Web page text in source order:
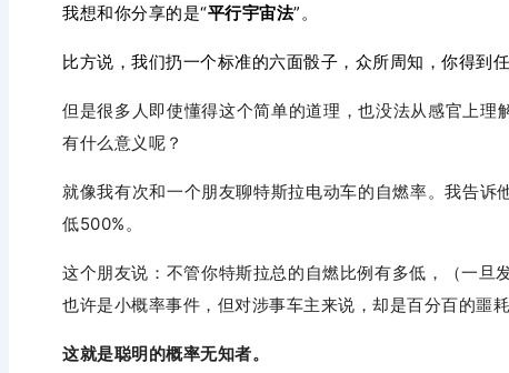
我想和你分享的是“平行宇宙法”。
比方说，我们扔一个标准的六面骰子，众所周知，你得到
但是很多人即使懂得这个简单的道理，也没法从感官上
有什么意义呢？
就像我有次和一个朋友聊特斯拉电动车的自燃率。我告诉
低500%。
这个朋友说： 不管你特斯拉总的自燃比例有多低，（一
也许是小概率事件，但对涉事车主来说，却是百分百的噩耗
这就是聪明的概率无知者。